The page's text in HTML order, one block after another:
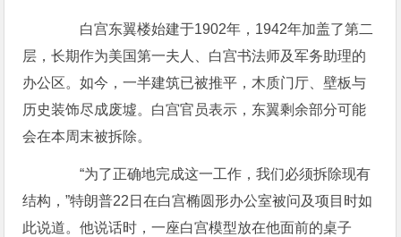
白宫东翼楼始建于1902年，1942年加盖了第二
层，长期作为美国第一夫人、白宫书法师及军务助理的
办公区。如今，一半建筑已被推平，木质门厅、壁板与
历史装饰尽成废墟。白宫官员表示，东翼剩余部分可能
会在本周末被拆除。
“为了正确地完成这一工作，我们必须拆除现有
结构，”特朗普22日在白宫椭圆形办公室被问及项目时如
此说道。他说话时，一座白宫模型放在他面前的桌子